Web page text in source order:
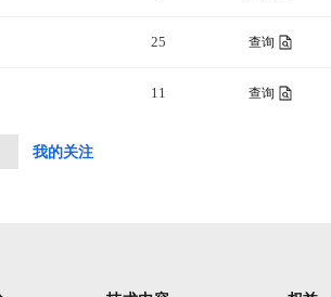
25 查询
11 查询
我的关注